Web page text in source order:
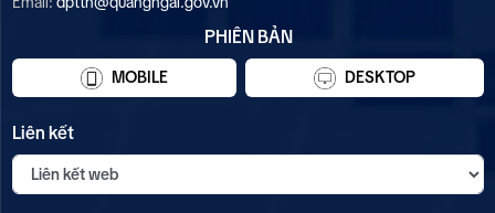
PHIÊN BẢN
MOBILE DESKTOP
Liên kết